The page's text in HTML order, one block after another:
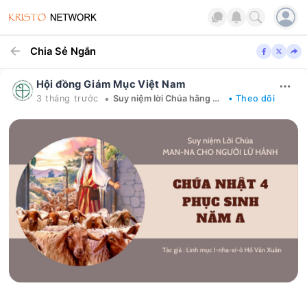
Chia Sẻ Ngắn
Hội đồng Giám Mục Việt Nam
3 tháng trước • Suy niệm lời Chúa hằng ngày • Theo dõi